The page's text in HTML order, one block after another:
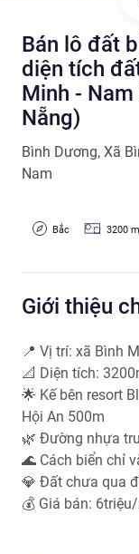
Bán lô đất
diện tích
Minh -
Nẵng)
Bình Dương, Xã
Nam
Bắc 3200
Giới thiệu
📍 Vị trí: xã Bình
📐 Diện tích:
🌟 Kế bên resort
Hội An 500m
🌿 Đường nhựa
🌊 Cách biển chỉ
💎 Đất chưa qua
💰 Giá bán: